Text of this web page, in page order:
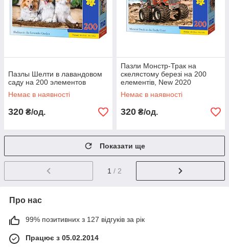
Пазлы Шелти в лавандовом
саду на 200 элементов
Немає в наявності
320 ₴/од.
Пазли Монстр-Трак на
скелястому березі на 200
елементів, New 2020
Немає в наявності
320 ₴/од.
Показати ще
1 / 2
Про нас
99% позитивних з 127 відгуків за рік
Працює з 05.02.2014